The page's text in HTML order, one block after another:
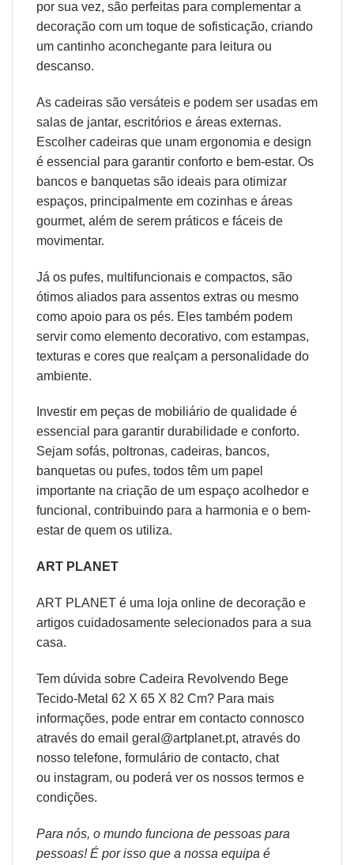
por sua vez, são perfeitas para complementar a
decoração com um toque de sofisticação, criando
um cantinho aconchegante para leitura ou
descanso.
As cadeiras são versáteis e podem ser usadas em
salas de jantar, escritórios e áreas externas.
Escolher cadeiras que unam ergonomia e design
é essencial para garantir conforto e bem-estar. Os
bancos e banquetas são ideais para otimizar
espaços, principalmente em cozinhas e áreas
gourmet, além de serem práticos e fáceis de
movimentar.
Já os pufes, multifuncionais e compactos, são
ótimos aliados para assentos extras ou mesmo
como apoio para os pés. Eles também podem
servir como elemento decorativo, com estampas,
texturas e cores que realçam a personalidade do
ambiente.
Investir em peças de mobiliário de qualidade é
essencial para garantir durabilidade e conforto.
Sejam sofás, poltronas, cadeiras, bancos,
banquetas ou pufes, todos têm um papel
importante na criação de um espaço acolhedor e
funcional, contribuindo para a harmonia e o bem-
estar de quem os utiliza.
ART PLANET
ART PLANET é uma loja online de decoração e
artigos cuidadosamente selecionados para a sua
casa.
Tem dúvida sobre Cadeira Revolvendo Bege
Tecido-Metal 62 X 65 X 82 Cm? Para mais
informações, pode entrar em contacto connosco
através do email geral@artplanet.pt, através do
nosso telefone, formulário de contacto, chat
ou instagram, ou poderá ver os nossos termos e
condições.
Para nós, o mundo funciona de pessoas para
pessoas! É por isso que a nossa equipa é